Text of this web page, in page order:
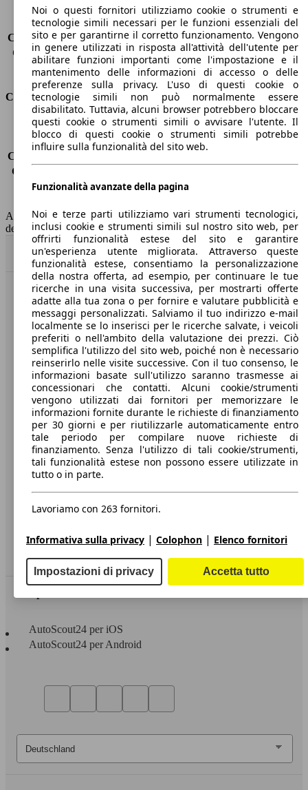
Sedili
5
Carico sul tetto
-
Capacità di traino (senza freni) -
Capacità di traino (con freni)
1500 kg
Volume del bagagliaio
521 - 1810 l
Consumi
Emissioni di CO2*
114 g/km (komb.)
Consumo (urbano)
-
Consumo (extra-urbano)
Consumo (combinato)*
Classe di emissione
Euro 6
AutoScout24 non si assume alcuna responsabilità per la correttezza
dei dati.
Torna su
Benvenuti su AutoScout24, il mercato auto europeo.
Società
A proposito di AutoScout24
Stampa
Media
Condizioni generali
Informazioni
Dichiarazione di Accessibilità
Servizi
Area rivenditori
AutoScout24 per iOS
AutoScout24 per Android
Noi o questi fornitori utilizziamo cookie o strumenti e
tecnologie simili necessari per le funzioni essenziali del
sito e per garantirne il corretto funzionamento. Vengono
in genere utilizzati in risposta all'attività dell'utente per
abilitare funzioni importanti come l'impostazione e il
mantenimento delle informazioni di accesso o delle
preferenze sulla privacy. L'uso di questi cookie o
tecnologie simili non può normalmente essere
disabilitato. Tuttavia, alcuni browser potrebbero bloccare
questi cookie o strumenti simili o avvisare l'utente. Il
blocco di questi cookie o strumenti simili potrebbe
influire sulla funzionalità del sito web.
Funzionalità avanzate della pagina
Noi e terze parti utilizziamo vari strumenti tecnologici,
inclusi cookie e strumenti simili sul nostro sito web, per
offrirti funzionalità estese del sito e garantire
un'esperienza utente migliorata. Attraverso queste
funzionalità estese, consentiamo la personalizzazione
della nostra offerta, ad esempio, per continuare le tue
ricerche in una visita successiva, per mostrarti offerte
adatte alla tua zona o per fornire e valutare pubblicità e
messaggi personalizzati. Salviamo il tuo indirizzo e-mail
localmente se lo inserisci per le ricerche salvate, i veicoli
preferiti o nell'ambito della valutazione dei prezzi. Ciò
semplifica l'utilizzo del sito web, poiché non è necessario
reinserirlo nelle visite successive. Con il tuo consenso, le
informazioni basate sull'utilizzo saranno trasmesse ai
concessionari che contatti. Alcuni cookie/strumenti
vengono utilizzati dai fornitori per memorizzare le
informazioni fornite durante le richieste di finanziamento
per 30 giorni e per riutilizzarle automaticamente entro
tale periodo per compilare nuove richieste di
finanziamento. Senza l'utilizzo di tali cookie/strumenti,
tali funzionalità estese non possono essere utilizzate in
tutto o in parte.
Lavoriamo con 263 fornitori.
Informativa sulla privacy | Colophon | Elenco fornitori
Impostazioni di privacy Accetta tutto